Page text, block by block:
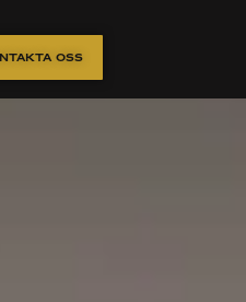
oss
Stil